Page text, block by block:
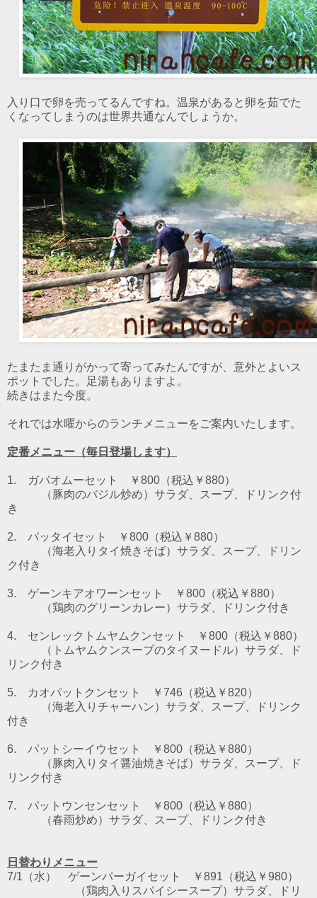
入り口で卵を売ってるんですね。温泉があると卵を茹でた
くなってしまうのは世界共通なんでしょうか。
たまたま通りがかって寄ってみたんですが、意外とよいス
ポットでした。足湯もありますよ。
続きはまた今度。
それでは水曜からのランチメニューをご案内いたします。
定番メニュー（毎日登場します）
1. ガパオムーセット ￥800（税込￥880）
（豚肉のバジル炒め） サラダ、スープ、ドリンク付
き
2. パッタイセット ￥800（税込￥880）
（海老入りタイ焼きそば） サラダ、スープ、ドリン
ク付き
3. ゲーンキアオワーンセット ￥800（税込￥880）
（鶏肉のグリーンカレー） サラダ、ドリンク付き
4. センレックトムヤムクンセット ￥800（税込￥880）
（トムヤムクンスープのタイヌードル） サラダ、ド
リンク付き
5. カオパットクンセット ￥746（税込￥820）
（海老入りチャーハン）サラダ、スープ、ドリンク
付き
6. パットシーイウセット
￥800（税込￥880）
（豚肉入りタイ醤油焼きそば）サラダ、スープ、ド
リンク付き
7. パットウンセンセット
￥800（税込￥880）
（春雨炒め）サラダ、スープ、ドリンク付き
日替わりメニュー
7/1（水） ゲーンパーガイセット ￥891（税込￥980）
（鶏肉入りスパイシースープ）サラダ、ドリ